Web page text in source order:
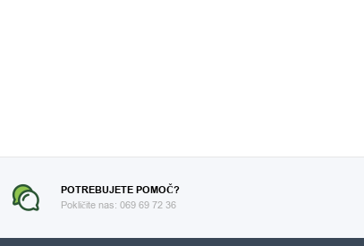
POTREBUJETE POMOČ?
Pokličite nas: 069 69 72 36